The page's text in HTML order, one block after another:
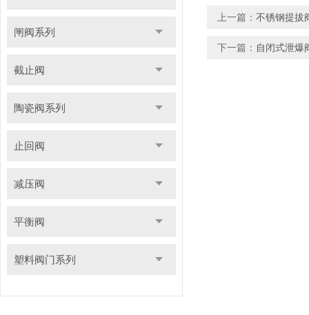
闸阀系列
截止阀
陶瓷阀系列
止回阀
减压阀
平衡阀
塑料阀门系列
上一篇： 不锈钢提拔
下一篇： 自闭式泄爆